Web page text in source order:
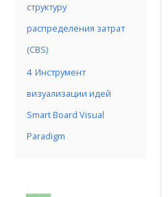
структуру
распределения затрат
(CBS)
4 Инструмент
визуализации идей
Smart Board Visual
Paradigm